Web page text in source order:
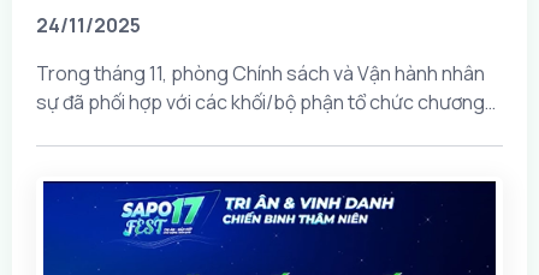
24/11/2025
Trong tháng 11, phòng Chính sách và Vận hành nhân
sự đã phối hợp với các khối/bộ phận tổ chức chương